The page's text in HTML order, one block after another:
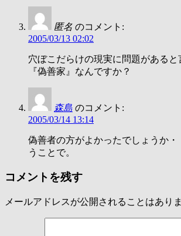
匿名 のコメント:
2005/03/13 02:02
穴ぼこだらけの現実に問題がある
『偽善家』なんですか？
森島 のコメント:
2005/03/14 13:14
偽善者の方がよかったでしょうか
うことで。
コメントを残す
メールアドレスが公開されることはありま